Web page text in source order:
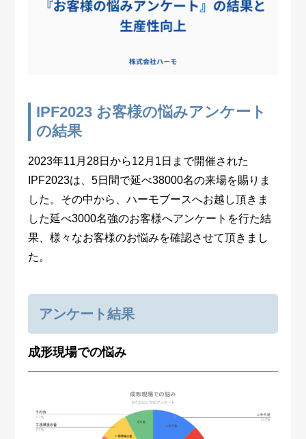
ハーモについて
製品サポート（FAQ）
企業サイト
IPF2023 お客様の悩みアンケート
の結果
2023年11 月 28日から12 月 1 日まで開催された
IPF2023は、 5日間で延べ38000名の来場を賜りま
した。その中から、ハーモブースへお越し頂きま
した延べ3000名強のお客様へアンケートを行た結
果、様々なお客様のお悩みを確認させて頂きまし
た。
アンケート結果
成形現場での悩み